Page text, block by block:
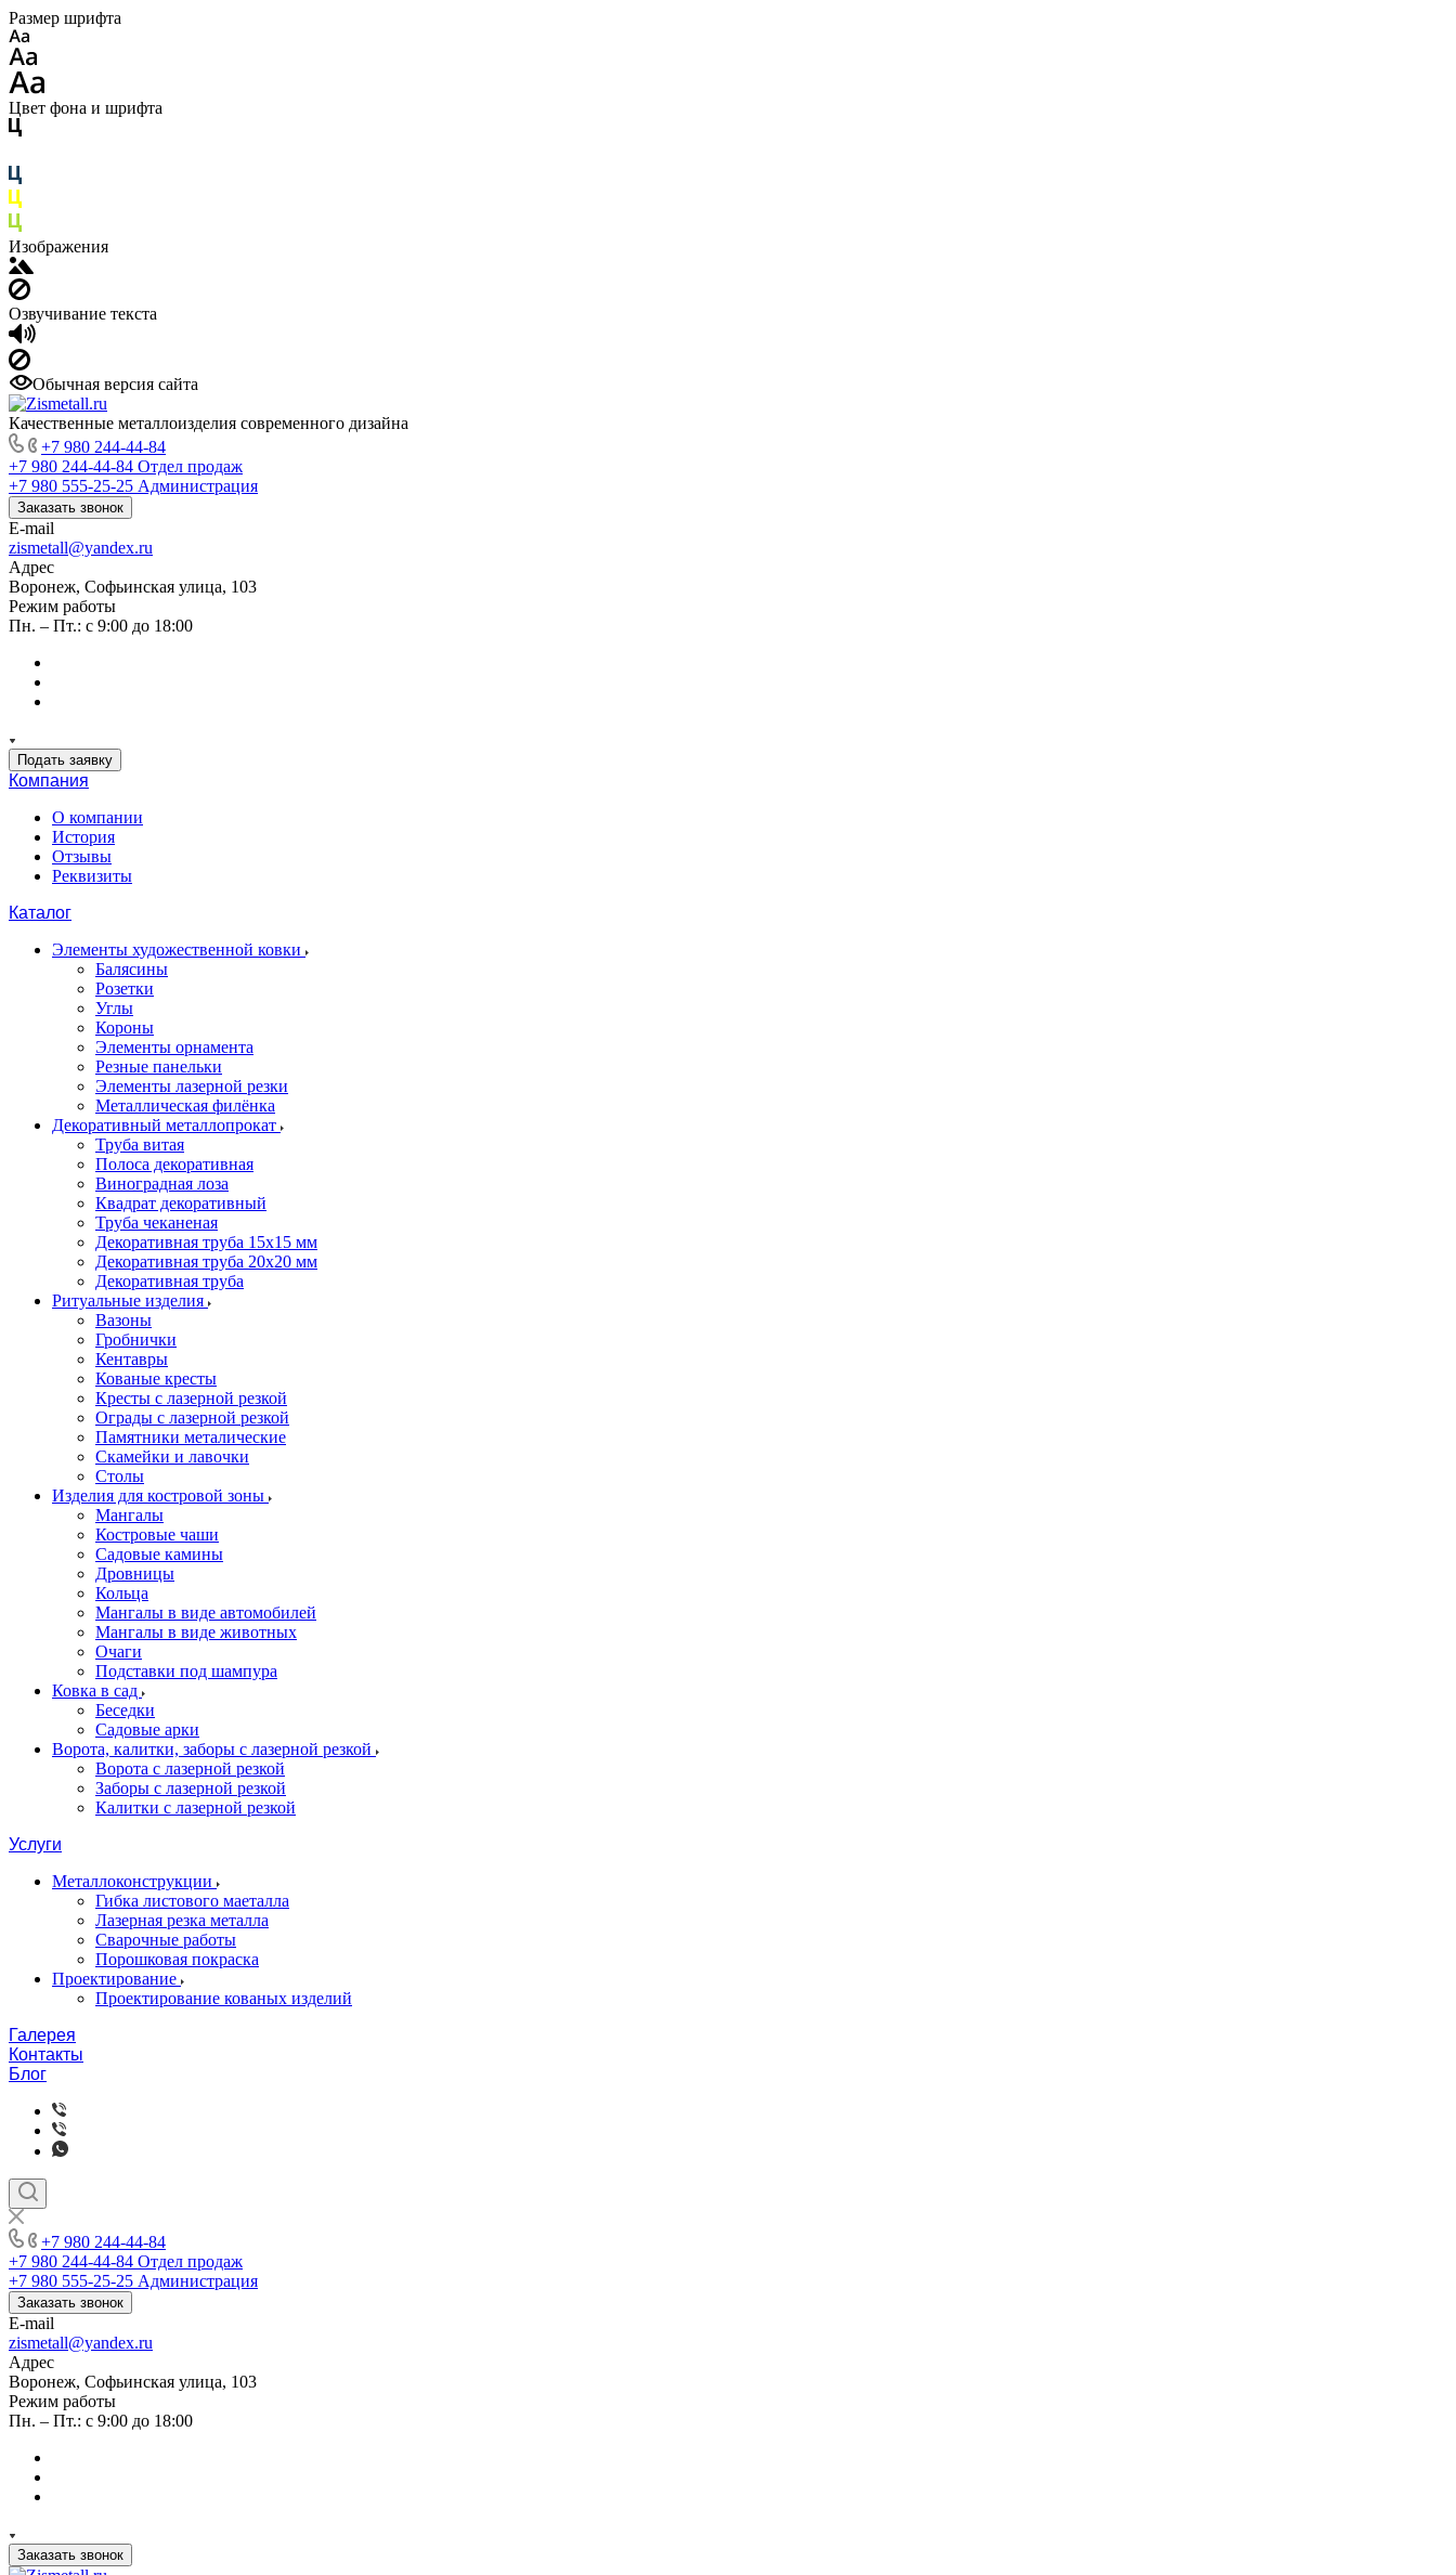
Размер шрифта
Цвет фона и шрифта
Изображения
Озвучивание текста
Обычная версия сайта
Качественные металлоизделия современного дизайна
+7 980 244-44-84
+7 980 244-44-84 Отдел продаж
+7 980 555-25-25 Администрация
Заказать звонок
E-mail
zismetall@yandex.ru
Адрес
Воронеж, Софьинская улица, 103
Режим работы
Пн. – Пт.: с 9:00 до 18:00
Подать заявку
Компания
О компании
История
Отзывы
Реквизиты
Каталог
Элементы художественной ковки
Балясины
Розетки
Углы
Короны
Элементы орнамента
Резные панельки
Элементы лазерной резки
Металлическая филёнка
Декоративный металлопрокат
Труба витая
Полоса декоративная
Виноградная лоза
Квадрат декоративный
Труба чеканеная
Декоративная труба 15х15 мм
Декоративная труба 20х20 мм
Декоративная труба
Ритуальные изделия
Вазоны
Гробнички
Кентавры
Кованые кресты
Кресты с лазерной резкой
Ограды с лазерной резкой
Памятники металические
Скамейки и лавочки
Столы
Изделия для костровой зоны
Мангалы
Костровые чаши
Садовые камины
Дровницы
Кольца
Мангалы в виде автомобилей
Мангалы в виде животных
Очаги
Подставки под шампура
Ковка в сад
Беседки
Садовые арки
Ворота, калитки, заборы с лазерной резкой
Ворота с лазерной резкой
Заборы с лазерной резкой
Калитки с лазерной резкой
Услуги
Металлоконструкции
Гибка листового маеталла
Лазерная резка металла
Сварочные работы
Порошковая покраска
Проектирование
Проектирование кованых изделий
Галерея
Контакты
Блог
+7 980 244-44-84
+7 980 244-44-84 Отдел продаж
+7 980 555-25-25 Администрация
Заказать звонок
E-mail
zismetall@yandex.ru
Адрес
Воронеж, Софьинская улица, 103
Режим работы
Пн. – Пт.: с 9:00 до 18:00
Заказать звонок